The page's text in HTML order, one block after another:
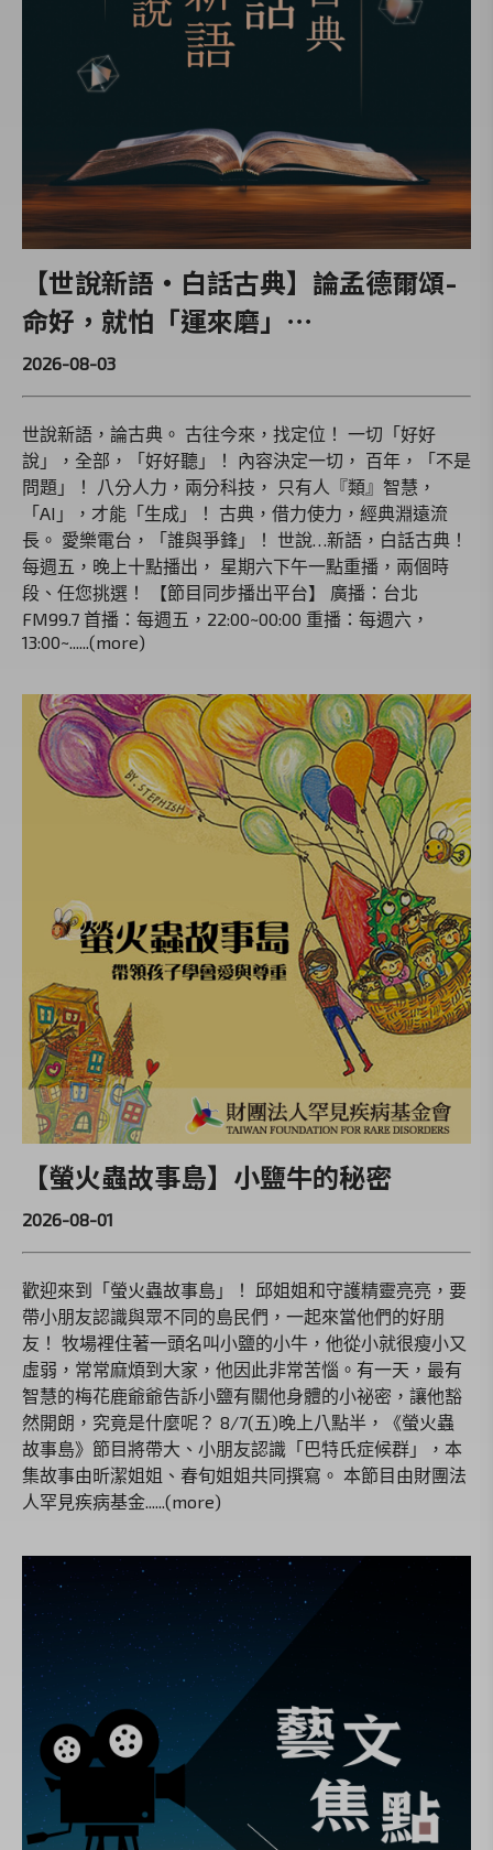
【世說新語‧白話古典】論孟德爾頌-
命好，就怕「運來磨」⋯
2026-08-03
世說新語，論古典。 古往今來，找定位！ 一切「好好
說」，全部，「好好聽」！ 內容決定一切， 百年，「不是
問題」！ 八分人力，兩分科技， 只有人『類』智慧，
「AI」，才能「生成」！ 古典，借力使力，經典淵遠流
長。 愛樂電台，「誰與爭鋒」！ 世說…新語，白話古典！
每週五，晚上十點播出， 星期六下午一點重播，兩個時
段、任您挑選！ 【節目同步播出平台】 廣播：台北
FM99.7 首播：每週五，22:00~00:00 重播：每週六，
13:00~......(more)
【螢火蟲故事島】小鹽牛的秘密
2026-08-01
歡迎來到「螢火蟲故事島」！ 邱姐姐和守護精靈亮亮，要
帶小朋友認識與眾不同的島民們，一起來當他們的好朋
友！ 牧場裡住著一頭名叫小鹽的小牛，他從小就很瘦小又
虛弱，常常麻煩到大家，他因此非常苦惱。有一天，最有
智慧的梅花鹿爺爺告訴小鹽有關他身體的小祕密，讓他豁
然開朗，究竟是什麼呢？ 8/7(五)晚上八點半，《螢火蟲
故事島》節目將帶大、小朋友認識「巴特氏症候群」，本
集故事由昕潔姐姐、春旬姐姐共同撰寫。 本節目由財團法
人罕見疾病基金......(more)